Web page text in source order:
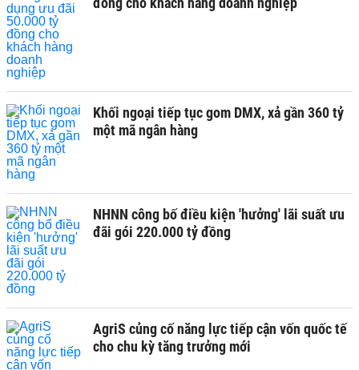
Khối ngoại tiếp tục gom DMX, xả gần 360 tỷ
một mã ngân hàng
NHNN công bố điều kiện 'hưởng' lãi suất ưu
đãi gói 220.000 tỷ đồng
AgriS củng cố năng lực tiếp cận vốn quốc tế
cho chu kỳ tăng trưởng mới